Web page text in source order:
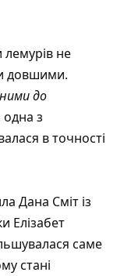
лемурів не
довшими.
до
одна з
в точності
Дана Сміт із
Елізабет
саме
стані